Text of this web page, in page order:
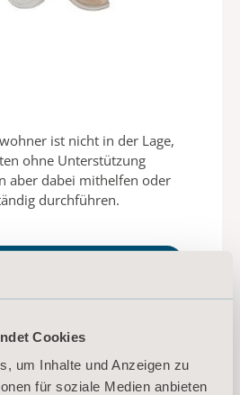
Cookies
um Inhalte und Anzeigen zu
für soziale Medien anbieten
ist nicht in der Lage,
ohne Unterstützung
aber dabei mithelfen oder
durchführen.